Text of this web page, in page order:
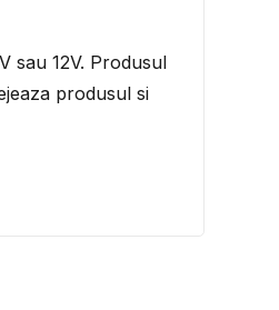
sau 12V. Produsul
produsul si